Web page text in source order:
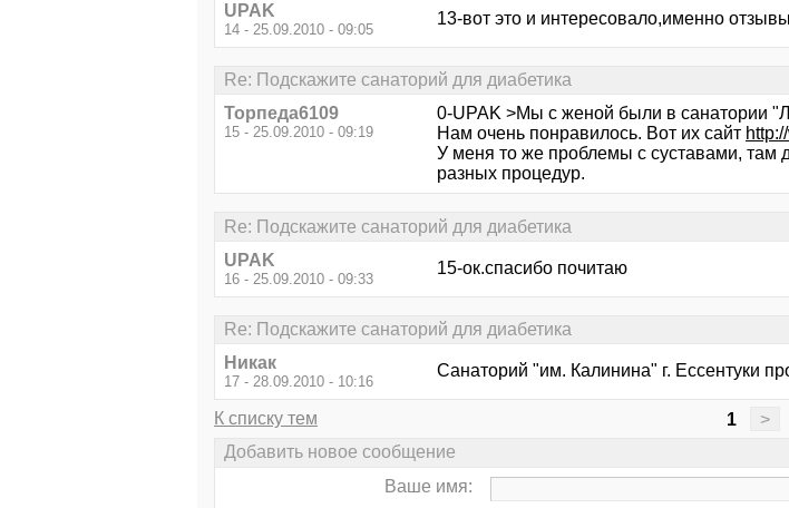
UPAK
14 - 25.09.2010 - 09:05
13-вот это и интересовало,именно
Re: Подскажите санаторий для диабетика
Торпеда6109
15 - 25.09.2010 - 09:19
0-UPAK >Мы с женой были в санатории
Нам очень понравилось. Вот их сайт
У меня то же проблемы с суставами, там
разных процедур.
Re: Подскажите санаторий для диабетика
UPAK
16 - 25.09.2010 - 09:33
15-ок.спасибо почитаю
Re: Подскажите санаторий для диабетика
Никак
17 - 28.09.2010 - 10:16
Санаторий "им. Калинина" г. Ессентуки
К списку тем 1 >
Добавить новое сообщение
Ваше имя: